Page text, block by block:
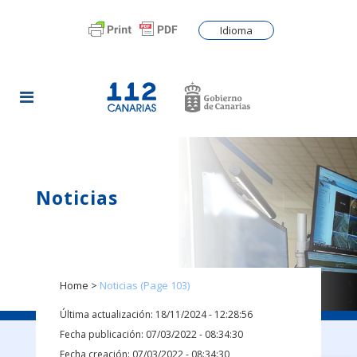
Idioma
Noticias
Home > Noticias (Page 103)
Última actualización: 18/11/2024 - 12:28:56
Fecha publicación: 07/03/2022 - 08:34:30